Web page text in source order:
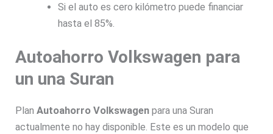
Si el auto es cero kilómetro puede financiar
hasta el 85%.
Autoahorro Volkswagen para
un una Suran
PlanAutoahorro Volkswagen para una Suran
actualmente no hay disponible. Este es un modelo que